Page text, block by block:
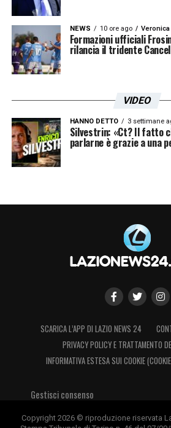
ISCRIVIMI
Accetto la
NEWS 10 ore ago
Formazioni ufficiali
rilancia il tridente
VIDEO
HANNO DETTO 3 settimane
Silvestrin: «Ct? Il fatto
parlarne è grazie a una
SCARICA L’APP DI LAZIO NEWS 24
PRIVACY POLICY E TRATTAMENTO
INFORMATIVA ESTESA SUI COOKIE
Gestisci consenso
Copyright 2026 © riproduzione riservata